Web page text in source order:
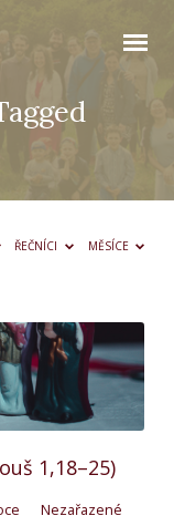
ŘEČNÍCI MĚSÍCE
1,18–25)
Nezařazené